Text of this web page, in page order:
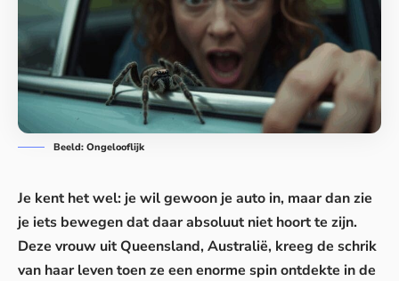
Beeld: Ongelooflijk
Je kent het wel: je wil gewoon je auto in, maar dan zie
je iets bewegen dat daar absoluut niet hoort te zijn.
Deze vrouw uit Queensland, Australië, kreeg de schrik
van haar leven toen ze een enorme spin ontdekte in de